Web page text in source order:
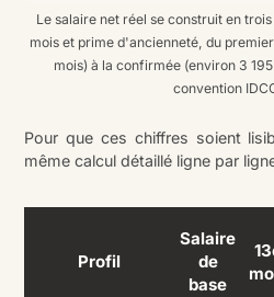
Le salaire net réel se construit en
mois et prime d'ancienneté, du
mois) à la confirmée (environ 3
convention
Pour que ces chiffres soient
même calcul détaillé ligne par
Profil
Salaire
de
base